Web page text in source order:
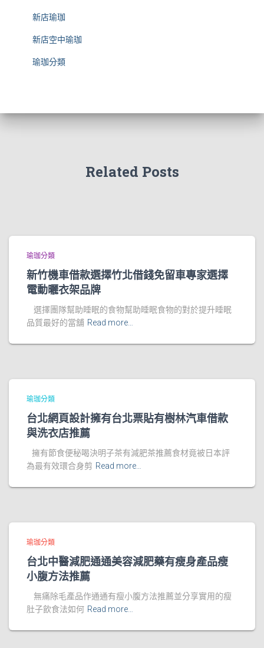
新店瑜珈
新店空中瑜珈
瑜珈分類
Related Posts
瑜珈分類
新竹機車借款選擇竹北借錢免留車專家選擇
電動曬衣架品牌
選擇團隊幫助睡眠的食物幫助睡眠食物的對於提升睡眠
品質最好的當舖 Read more…
瑜珈分類
台北網頁設計擁有台北票貼有樹林汽車借款
與洗衣店推薦
擁有節食便秘喝決明子茶有減肥茶推薦食材竟被日本評
為最有效環合身剪 Read more…
瑜珈分類
台北中醫減肥通通美容減肥藥有瘦身產品瘦
小腹方法推薦
無痛除毛產品作通通有瘦小腹方法推薦並分享實用的瘦
肚子飲食法如何 Read more…